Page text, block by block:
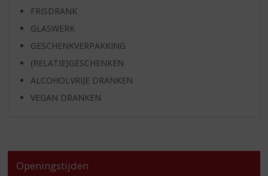
FRISDRANK
GLASWERK
GESCHENKVERPAKKING
(RELATIE)GESCHENKEN
ALCOHOLVRIJE DRANKEN
VEGAN DRANKEN
Openingstijden